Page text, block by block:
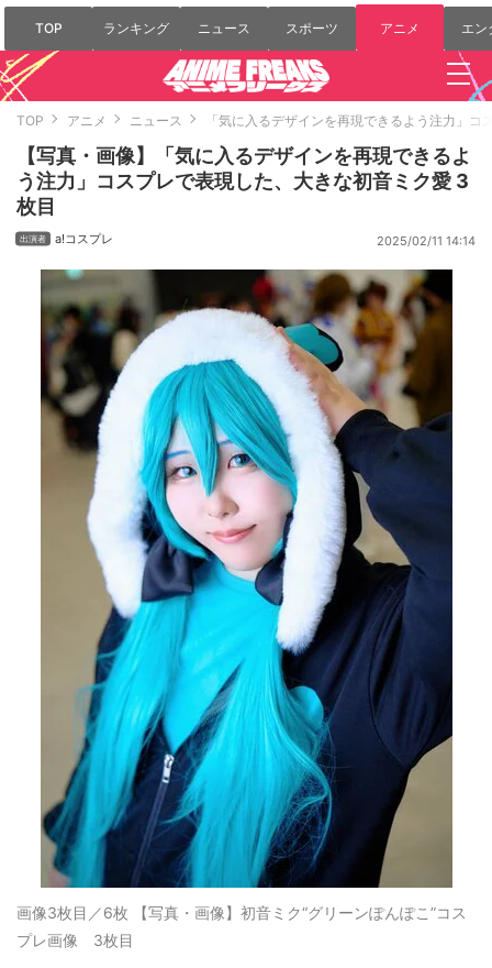
TOP ランキング ニュース スポーツ アニメ エン
TOP アニメ ニュース 「気に入るデザインを再現できるよう注力」
【写真・画像】「気に入るデザインを再現できるよ
う注力」コスプレで表現した、大きな初音ミク愛 3
枚目
a!コスプレ 2025/02/11 14:14
画像3枚目／6枚 【写真・画像】初音ミク“グリーンぽんぽこ”コス
プレ画像 3枚目